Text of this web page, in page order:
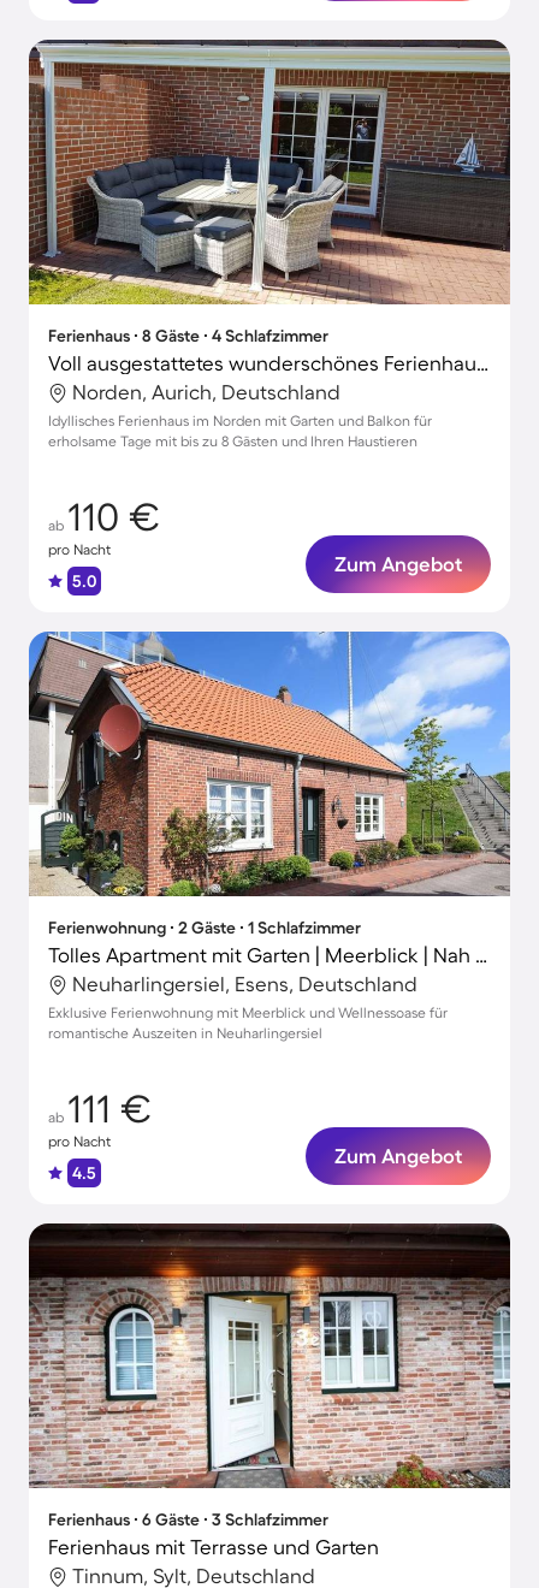
Ferienhaus ∙ 8 Gäste ∙ 4 Schlafzimmer
Voll ausgestattetes wunderschönes Ferienhaus mit Garten und Terrasse | Gartenblick | Haustiere sind willkommen
Norden, Aurich, Deutschland
Idyllisches Ferienhaus im Norden mit Garten und Balkon für
erholsame Tage mit bis zu 8 Gästen und Ihren Haustieren
ab 110 €
pro Nacht
5.0
Zum Angebot
Ferienwohnung ∙ 2 Gäste ∙ 1 Schlafzimmer
Tolles Apartment mit Garten | Meerblick | Nah am Strand
Neuharlingersiel, Esens, Deutschland
Exklusive Ferienwohnung mit Meerblick und Wellnessoase für
romantische Auszeiten in Neuharlingersiel
ab 111 €
pro Nacht
4.5
Zum Angebot
Ferienhaus ∙ 6 Gäste ∙ 3 Schlafzimmer
Ferienhaus mit Terrasse und Garten
Tinnum, Sylt, Deutschland